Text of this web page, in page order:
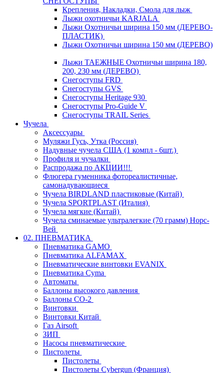
Крепления, Накладки, Смола для лыж
Лыжи охотничьи KARJALA
Лыжи Охотничьи ширина 150 мм (ДЕРЕВО-
ПЛАСТИК)
Лыжи Охотничьи ширина 150 мм (ДЕРЕВО)
Лыжи ТАЕЖНЫЕ Охотничьи ширина 180,
200, 230 мм (ДЕРЕВО)
Снегоступы FRD
Снегоступы GVS
Снегоступы Heritage 930
Снегоступы Pro-Guide V
Снегоступы TRAIL Series
Чучела
Аксессуары
Муляжи Гусь, Утка (Россия)
Надувные чучела США (1 компл - 6шт.)
Профиля и чучалки
Распродажа по АКЦИИ!!!
Флюгера гуменника фотореалистичные,
самонадувающиеся
Чучела BIRDLAND пластиковые (Китай)
Чучела SPORTPLAST (Италия)
Чучела мягкие (Китай)
Чучела сминаемые ультралегкие (70 грамм) Норс-
Вей
02. ПНЕВМАТИКА
Пневматика GAMO
Пневматика ALFAMAX
Пневматические винтовки EVANIX
Пневматика Cyma
Автоматы
Баллоны высокого давления
Баллоны СО-2
Винтовки
Винтовки Китай
Газ Airsoft
ЗИП
Насосы пневматические
Пистолеты
Пистолеты
Пистолеты Cybergun (Франция)